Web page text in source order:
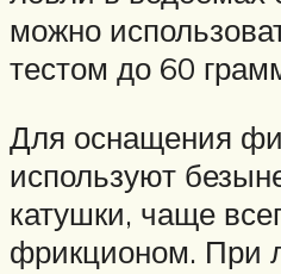
можно
тестом до 60
Для оснащения
используют
катушки, чаще
фрикционом. При